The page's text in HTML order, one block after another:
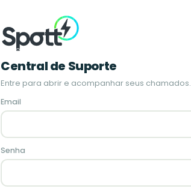
Central de Suporte
Entre para abrir e acompanhar seus chamados.
Email
Senha